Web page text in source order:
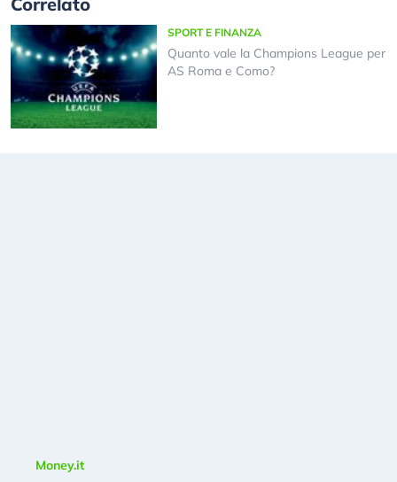
SPORT E FINANZA
Quanto vale la Champions League per
AS Roma e Como?
Money.it